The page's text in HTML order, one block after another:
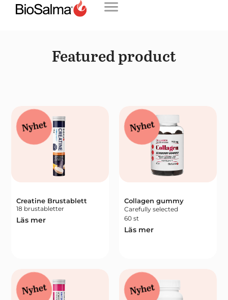
Featured product
Creatine Brustablett
18 brustabletter
Läs mer
Nyhet
Collagen gummy
Carefully selected
60 st
Läs mer
Nyhet
Nyhet Nyhet